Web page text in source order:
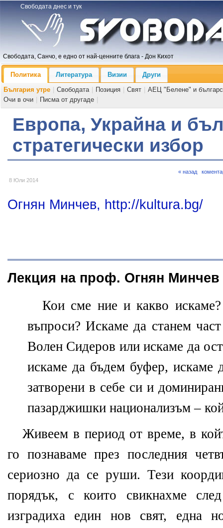
Свободата днес и тук
Свободата, Санчо, е едно от най-ценните блага - Дон Кихот
Политика Литература Визии
Други
България утре
Свободата Позиция Свят
АЕЦ "Белене" и
Очи в очи
Писма от другаде
Европа, Украйна и
стратегически избор
8 Юли 2014
« назад
Огнян Минчев, http://kultura.bg/
Лекция на проф. Огнян Минчев
Кои сме ние и какво
въпроси? Искаме да станем
Волен Сидеров или искаме да
искаме да бъдем буфер, искаме
затворени в себе си и
пазарджишки национализъм –
Живеем в период от време, в
го познаваме през последния
сериозно да се руши. Тези
порядък, с които свикнахме
изградиха един нов свят, една